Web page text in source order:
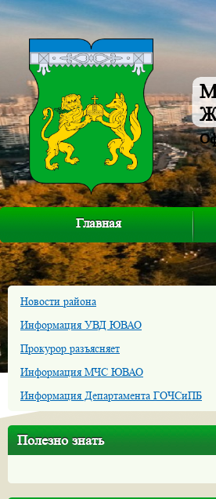
Главная
Новости района
Информация УВД ЮВАО
Прокурор разъясняет
Информация МЧС ЮВАО
Информация Департамента ГОЧСиПБ
Полезно знать